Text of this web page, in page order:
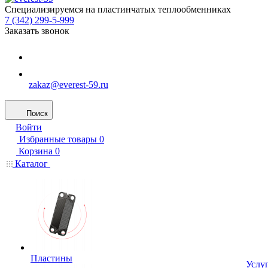
Специализируемся на пластинчатых теплообменниках
7 (342) 299-5-999
Заказать звонок
zakaz@everest-59.ru
Поиск
Войти
Избранные товары 0
Корзина 0
Каталог
Пластины